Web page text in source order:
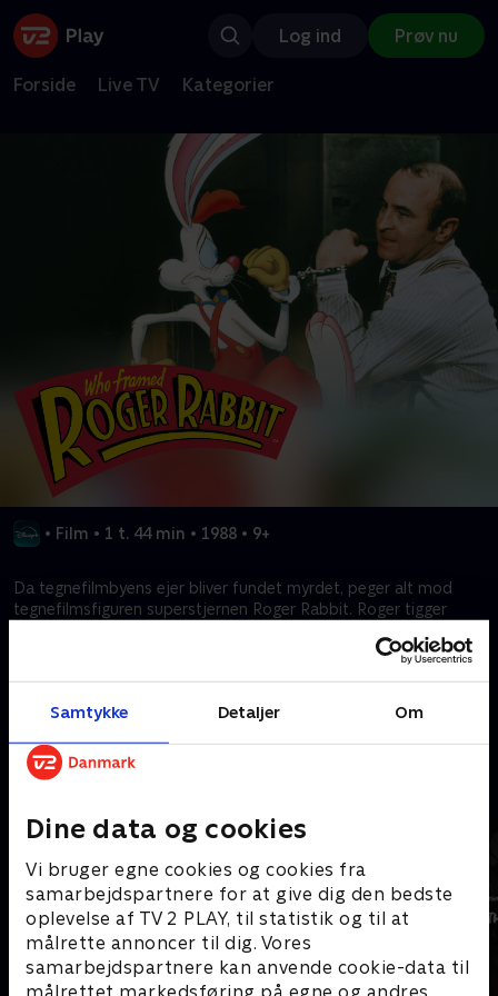
Samtykke Detaljer Om
Dine data og cookies
Vi bruger egne cookies og cookies fra
samarbejdspartnere for at give dig den bedste
oplevelse af TV 2 PLAY, til statistik og til at
målrette annoncer til dig. Vores
samarbejdspartnere kan anvende cookie-data til
Log ind Prøv nu
Forside Live TV Kategorier
• Film • 1 t. 44 min • 1988 • 9+
Da tegnefilmbyens ejer bliver fundet myrdet, peger alt mod
tegnefilmsfiguren superstjernen Roger Rabbit. Roger tigger
Kræver tilkøb